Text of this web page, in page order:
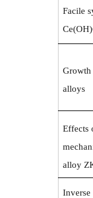
Facile
alloys
Effects
alloy